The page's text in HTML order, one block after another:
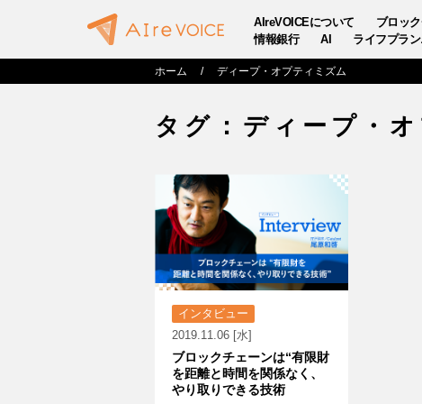
AIreVOICEについて ブロッ
情報銀行
AI ライフプラ
ホーム ディープ・オプティミズム
タグ：ディープ・
インタビュー
2019.11.06 [水]
ブロックチェーンは“有限財
を距離と時間を関係なく、
やり取りできる技術